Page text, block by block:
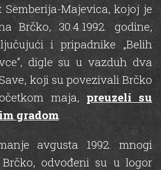
Majevica, kojoj je
Brčko, 30.4.1992. godine,
i pripadnike „Belih
digle su u vazduh dva
koji su povezivali Brčko
maja,preuzeli su
gradom
avgusta 1992. mnogi
odvođeni su u logor